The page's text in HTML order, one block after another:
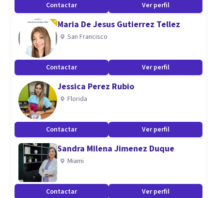
Contactar Ver perfil
Maria De Jesus Gutierrez Tellez
San Francisco
Contactar Ver perfil
Jessica Perez Rubio
Florida
Contactar Ver perfil
Sandra Milena Jimenez Duque
Miami
Contactar Ver perfil